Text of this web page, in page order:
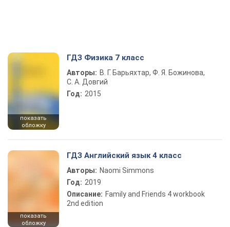
показать
обложку
ГДЗ Физика 7 класс
Авторы: В. Г. Барьяхтар, Ф. Я. Божинова,
С. А. Довгий
Год: 2015
показать
обложку
ГДЗ Английский язык 4 класс
Авторы: Naomi Simmons
Год: 2019
Описание: Family and Friends 4 workbook
2nd edition